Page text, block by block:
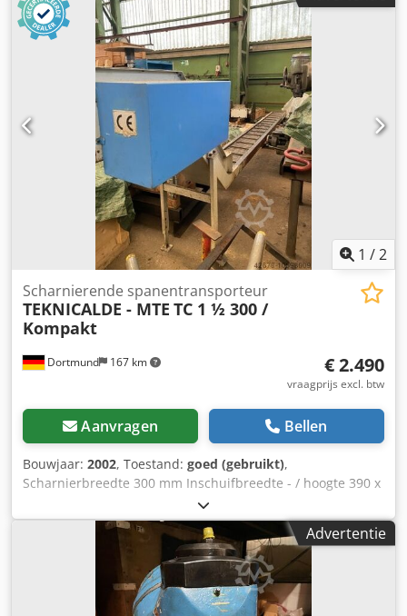
Hydraulische freespen Spindeltoerental 40 – 2500
omw/min Spindelvermogen 15 kW Totaal benodigd
vermogen 30 kW Koelmiddelsysteem Gewicht 12 ton Voor
de prijs van € 10.000,00, exclusief BTW, af locatie.
1 /2
Dortmund 167 km
Scharnierende spanentransporteur
TEKNICALDE - MTE TC 1 ½ 300 /
Kompakt
€ 2.490
vraagprijs excl. btw
Aanvragen Bellen
Bouwjaar: 2002, Toestand: goed (gebruikt),
Scharnierbreedte 300 mm Inschuifbreedte - / hoogte 390 x
100 mm Inschuiflengte 4615 mm Hoogte van vloer tot
onderkant spaanuitwerper 700 mm Aandrijving scharnier
0,37 kW Transportafmetingen L x B x H ca. 5965 x 750 x
1010 mm (hoogte zonder voeten!) Gewicht ca. 500 kg
Voeten in hoogte verstelbaar ja Deze scharnierende
spanentransporteur fabrikant TEKNICALDE model TC 1 ½
Advertentie